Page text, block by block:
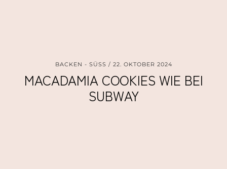
BACKEN - SÜSS 22. OKTOBER 2024
MACADAMIA COOKIES WIE BEI
SUBWAY